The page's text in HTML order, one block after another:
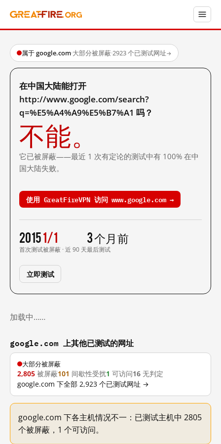
属于 google.com·大部分被屏蔽·2923 个已测试网址→
在中国大陆能打开
http://www.google.com/search?
q=%E5%A4%A9%E5%B7%A1 吗？
不能。
它已被屏蔽——最近 1 次有定论的测试中有 100% 在中
国大陆失败。
使用 GreatFireVPN 访问 www.google.com →
2015
首次测试
1/1
被屏蔽 · 近 90 天
3 个月前
最后测试
立即测试
加载中……
google.com 上其他已测试的网址
大部分被屏蔽
2,805 被屏蔽101 间歇性受扰1 可访问16 无判定
google.com 下全部 2,923 个已测试网址 →
google.com 下各主机情况不一：已测试主机中 2805
个被屏蔽，1 个可访问。